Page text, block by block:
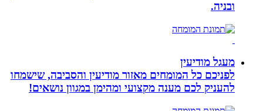
מעגל מודיעין
לפניכם כל המומחים מאזור מודיעין והסביבה, שישמחו
להעניק לכם מענה מקצועי ומהימן במגוון נושאים!